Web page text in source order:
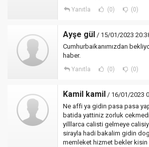
Yanıtla (0) (0)
Ayşe gül / 15/01/2023
Cumhurbaikanımızdan
haber.
Yanıtla (0) (0)
Kamil kamil / 16/01/2023
Ne affi ya gidin pasa pasa
batida yattiniz zorluk
yilllarca calisti gelmeye
sirayla hadi bakalim gidin
memleket hizmet bekler